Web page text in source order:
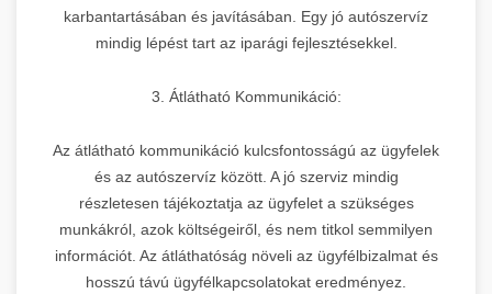
karbantartásában és javításában. Egy jó autószervíz
mindig lépést tart az iparági fejlesztésekkel.
3. Átlátható Kommunikáció:
Az átlátható kommunikáció kulcsfontosságú az ügyfelek
és az autószervíz között. A jó szerviz mindig
részletesen tájékoztatja az ügyfelet a szükséges
munkákról, azok költségeiről, és nem titkol semmilyen
információt. Az átláthatóság növeli az ügyfélbizalmat és
hosszú távú ügyfélkapcsolatokat eredményez.